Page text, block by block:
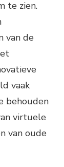
te zien.
van de
vaak
behouden
virtuele
van oude